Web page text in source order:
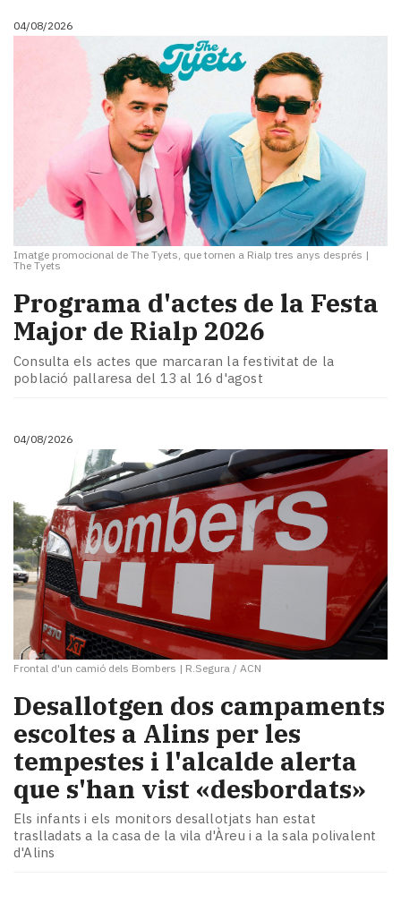
04/08/2026
Imatge promocional de The Tyets, que tornen a Rialp tres anys després |
The Tyets
Programa d'actes de la Festa
Major de Rialp 2026
Consulta els actes que marcaran la festivitat de la
població pallaresa del 13 al 16 d'agost
04/08/2026
Frontal d'un camió dels Bombers | R.Segura / ACN
​Desallotgen dos campaments
escoltes a Alins per les
tempestes i l'alcalde alerta
que s'han vist «desbordats»
Els infants i els monitors desallotjats han estat
traslladats a la casa de la vila d'Àreu i a la sala polivalent
d'Alins